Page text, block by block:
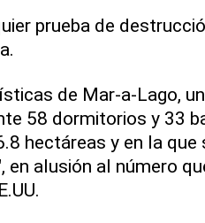
prueba de
de Mar-a-Lago,
58 dormitorios y 33
hectáreas y en la que
en alusión al número